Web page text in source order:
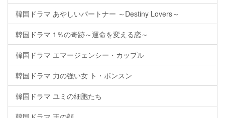
韓国ドラマ あやしいパートナー ～Destiny Lovers～
韓国ドラマ 1％の奇跡～運命を変える恋～
韓国ドラマ エマージェンシー・カップル
韓国ドラマ 力の強い女 ト・ボンスン
韓国ドラマ ユミの細胞たち